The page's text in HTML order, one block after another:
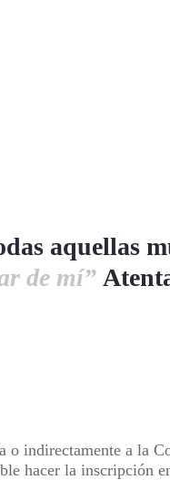
aquellas
de mí”
o indirectamente a la
hacer la inscripción